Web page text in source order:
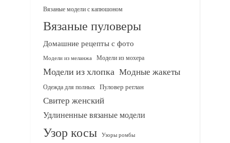
Вязаные модели с капюшоном
Вязаные пуловеры
Домашние рецепты с фото
Модели из меланжа Модели из мохера
Модели из хлопка Модные жакеты
Одежда для полных Пуловер реглан
Свитер женский
Удлиненные вязаные модели
Узор косы Узоры ромбы